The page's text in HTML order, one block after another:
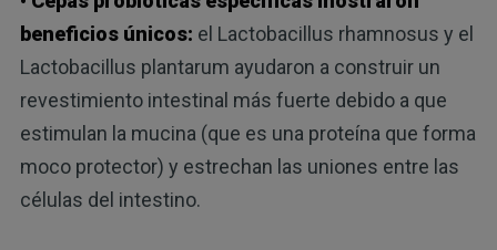
beneficios únicos: el Lactobacillus rhamnosus y el
Lactobacillus plantarum ayudaron a construir un
revestimiento intestinal más fuerte debido a que
estimulan la mucina (que es una proteína que forma
moco protector) y estrechan las uniones entre las
células del intestino.